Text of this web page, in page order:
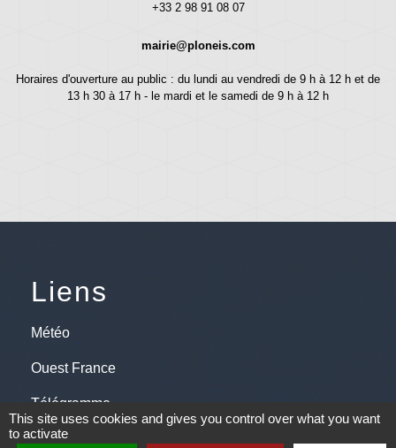
+33 2 98 91 08 07
mairie@ploneis.com
Horaires d'ouverture au public : du lundi au vendredi de 9 h à 12 h et de
13 h 30 à 17 h - le mardi et le samedi de 9 h à 12 h
Liens
Météo
Ouest France
Télégramme
This site uses cookies and gives you control over what you want
to activate